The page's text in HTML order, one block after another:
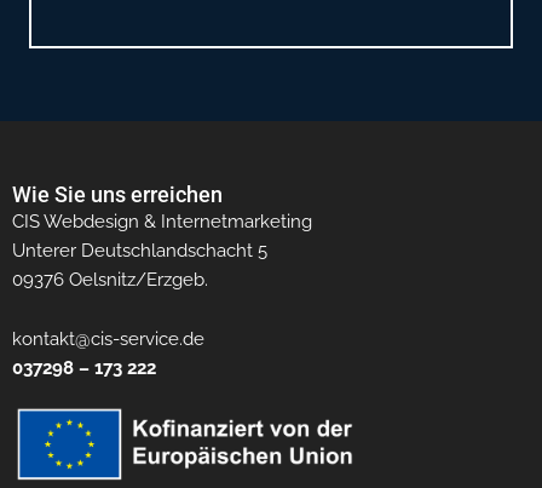
Wie Sie uns erreichen
CIS Webdesign & Internetmarketing
Unterer Deutschlandschacht 5
09376 Oelsnitz/Erzgeb.
kontakt@cis-service.de
037298 – 173 222